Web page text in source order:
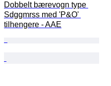
Dobbelt bærevogn type
Sdggmrss med 'P&O'
tilhengere - AAE